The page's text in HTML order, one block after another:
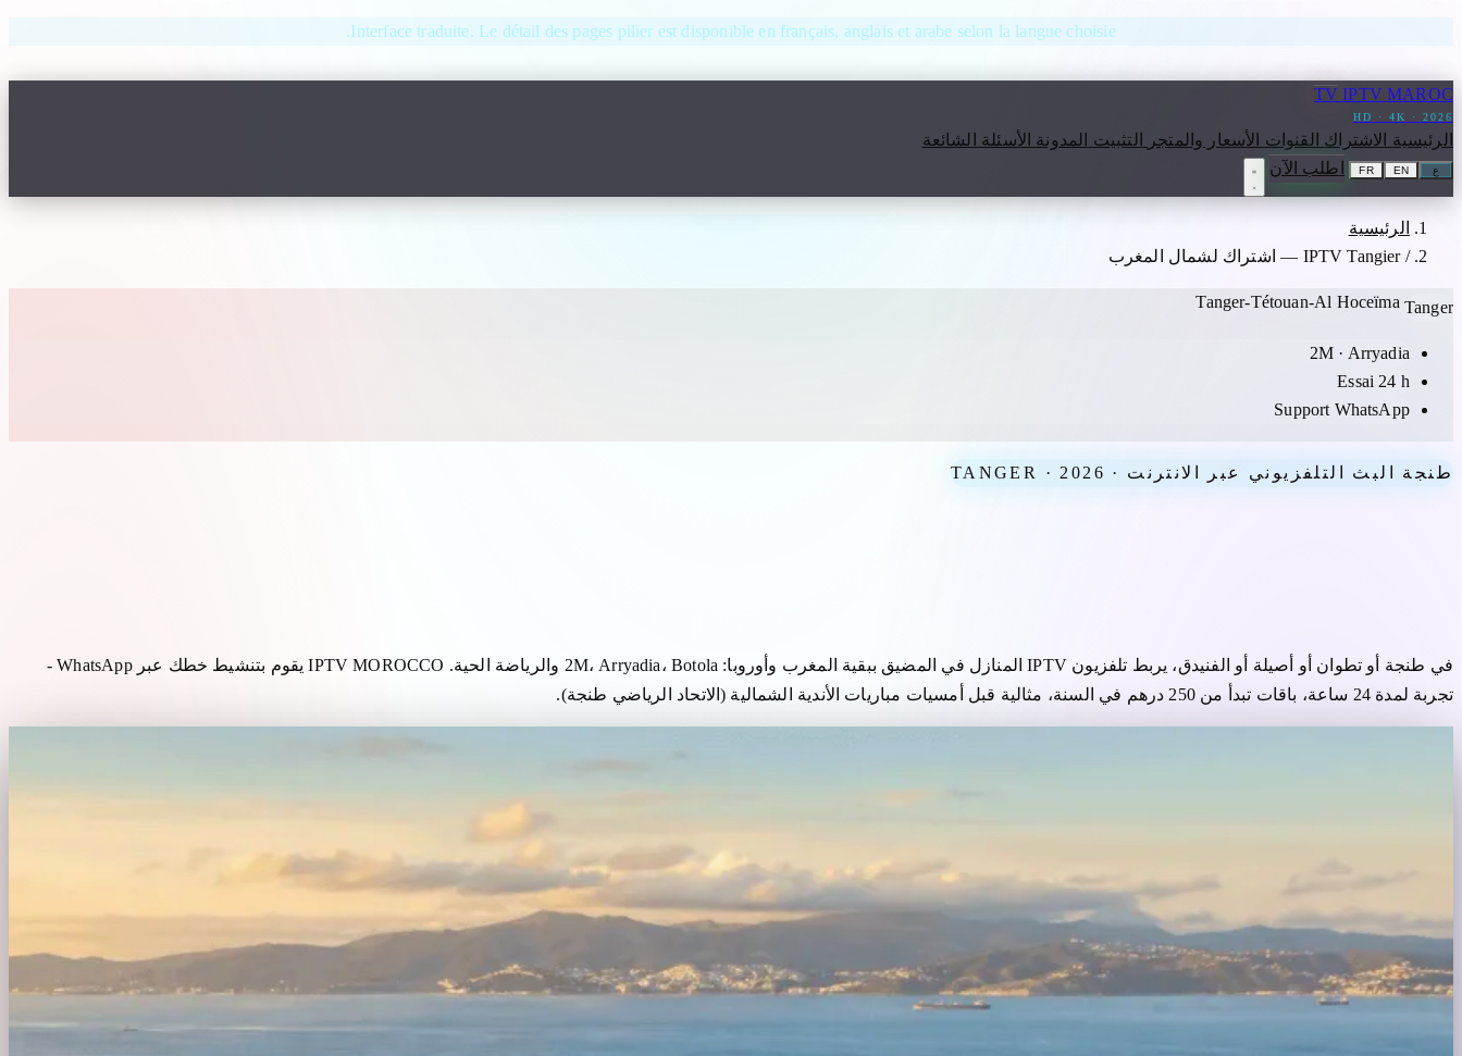
Interface traduite. Le détail des pages pilier est disponible en français, anglais et arabe selon la langue choisie.
TV IPTV MAROC
HD · 4K · 2026
الرئيسية الاشتراك القنوات الأسعار والمتجر التثبيت المدونة الأسئلة الشائعة
FR EN ع اطلب الآن
الرئيسية
/ IPTV Tangier — اشتراك لشمال المغرب
Tanger
Tanger-Tétouan-Al Hoceïma
2M · Arryadia
Essai 24 h
Support WhatsApp
طنجة البث التلفزيوني عبر الانترنت · TANGER · 2026
في طنجة أو تطوان أو أصيلة أو الفنيدق، يربط تلفزيون IPTV المنازل في المضيق ببقية المغرب وأوروبا: 2M، Arryadia، Botola والرياضة الحية. IPTV MOROCCO يقوم بتنشيط خطك عبر WhatsApp -
تجربة لمدة 24 ساعة، باقات تبدأ من 250 درهم في السنة، مثالية قبل أمسيات مباريات الأندية الشمالية (الاتحاد الرياضي طنجة).